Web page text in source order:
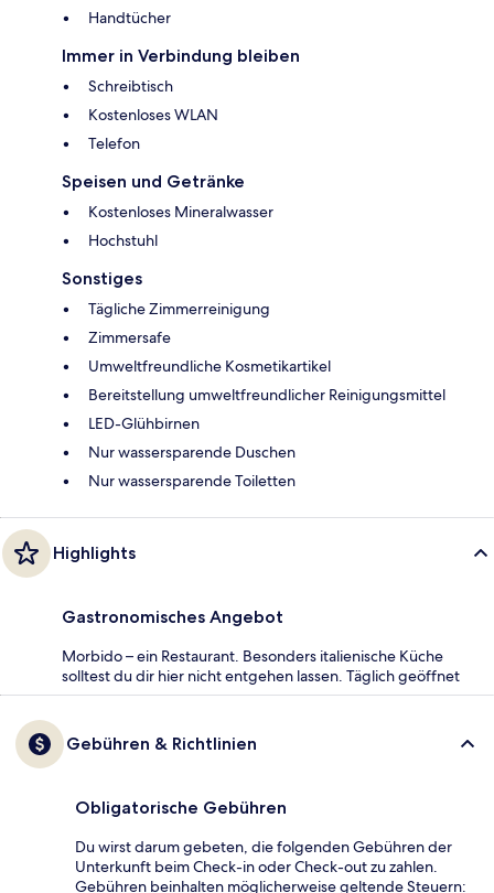
Handtücher
Immer in Verbindung bleiben
Schreibtisch
Kostenloses WLAN
Telefon
Speisen und Getränke
Kostenloses Mineralwasser
Hochstuhl
Sonstiges
Tägliche Zimmerreinigung
Zimmersafe
Umweltfreundliche Kosmetikartikel
Bereitstellung umweltfreundlicher Reinigungsmittel
LED-Glühbirnen
Nur wassersparende Duschen
Nur wassersparende Toiletten
Highlights
Gastronomisches Angebot
Morbido – ein Restaurant. Besonders italienische Küche
solltest du dir hier nicht entgehen lassen. Täglich geöffnet
Gebühren & Richtlinien
Obligatorische Gebühren
Du wirst darum gebeten, die folgenden Gebühren der
Unterkunft beim Check-in oder Check-out zu zahlen.
Gebühren beinhalten möglicherweise geltende Steuern: